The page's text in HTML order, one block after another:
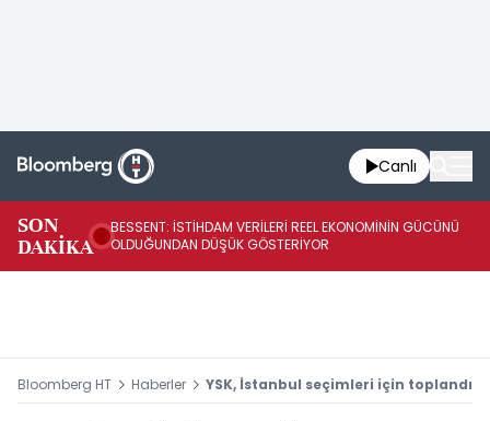
Canlı
SON
DAKİKA
BESSENT: İSTİHDAM VERİLERİ REEL EKONOMİNİN GÜCÜNÜ
OLDUĞUNDAN DÜŞÜK GÖSTERİYOR
Bloomberg HT Haberler YSK, İstanbul seçimleri için toplandı